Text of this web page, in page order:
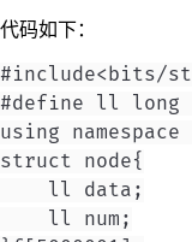
代码如下：
#include<bits/
#define ll long
using
struct node{
    ll data;
    ll num;